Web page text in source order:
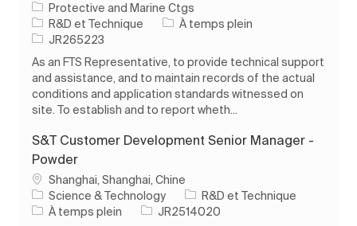
Protective and Marine Ctgs
Catégorie
R&D et Technique Type d’emploi
À temps plein
ID de l’emploi
JR265223
As an FTS Representative, to provide technical support
and assistance, and to maintain records of the actual
conditions and application standards witnessed on
site. To establish and to report wheth...
S&T Customer Development Senior Manager -
Powder
Emplacement
Shanghai, Shanghai, Chine
Science & Technology
Catégorie
R&D et Technique
Type d’emploi
À temps plein ID de l’emploi
JR2514020